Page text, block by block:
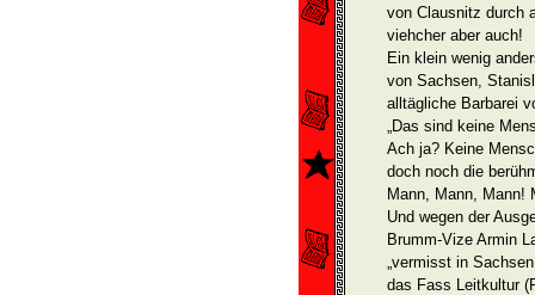
von Clausnitz durch
viehcher aber auch!
Ein klein wenig
von Sachsen,
alltägliche Barbarei
„Das sind keine
Ach ja? Keine
doch noch die
Mann, Mann, Mann!
Und wegen der
Brumm-Vize Armin
„vermisst in
das Fass Leitkultur